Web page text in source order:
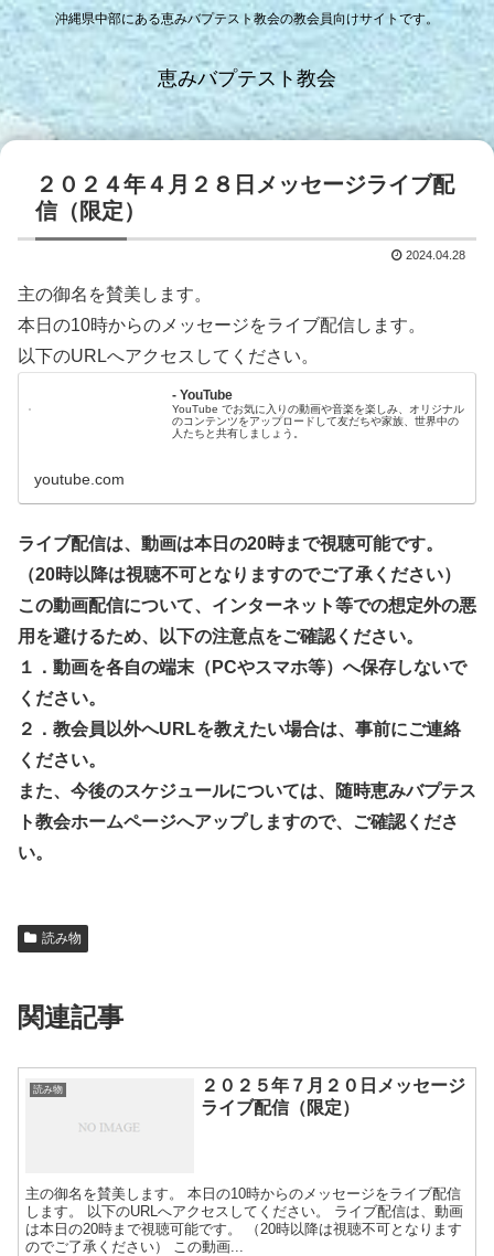
沖縄県中部にある恵みバプテスト教会の教会員向けサイトです。
恵みバプテスト教会
２０２４年４月２８日メッセージライブ配
信（限定）
2024.04.28
主の御名を賛美します。
本日の10時からのメッセージをライブ配信します。
以下のURLへアクセスしてください。
- YouTube
YouTube でお気に入りの動画や音楽を楽しみ、オリジナル
のコンテンツをアップロードして友だちや家族、世界中の
人たちと共有しましょう。
youtube.com
ライブ配信は、動画は本日の20時まで視聴可能です。
（20時以降は視聴不可となりますのでご了承ください）
この動画配信について、インターネット等での想定外の悪
用を避けるため、以下の注意点をご確認ください。
１．動画を各自の端末（PCやスマホ等）へ保存しないで
ください。
２．教会員以外へURLを教えたい場合は、事前にご連絡
ください。
また、今後のスケジュールについては、随時恵みバプテス
ト教会ホームページへアップしますので、ご確認くださ
い。
読み物
関連記事
読み物
２０２５年７月２０日メッセージ
ライブ配信（限定）
主の御名を賛美します。 本日の10時からのメッセージをライブ配信
します。 以下のURLへアクセスしてください。 ライブ配信は、動画
は本日の20時まで視聴可能です。 （20時以降は視聴不可となります
のでご了承ください） この動画...